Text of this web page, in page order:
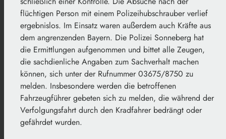
flüchtigen Person mit einem Polizeihubschrauber verlief
ergebnislos. Im Einsatz waren außerdem auch Kräfte aus
dem angrenzenden Bayern. Die Polizei Sonneberg hat
die Ermittlungen aufgenommen und bittet alle Zeugen,
die sachdienliche Angaben zum Sachverhalt machen
können, sich unter der Rufnummer 03675/8750 zu
melden. Insbesondere werden die betroffenen
Fahrzeugführer gebeten sich zu melden, die während der
Verfolgungsfahrt durch den Kradfahrer bedrängt oder
gefährdet wurden.